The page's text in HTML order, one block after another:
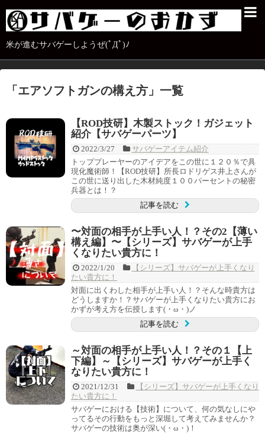
米が進むサバゲーしようぜ(ﾟДﾟ)ﾉ
「 エアソフトガンの構え方 」 一覧
【ROD技研】木製ストック！ガジェット
紹介【サバゲーパーツ】
2022/3/27
サバゲーアイテム紹介
トッププレーヤーのアイデアをこの世に１２０％で具
現化魔術師！【ROD技研】所長ロドリゲス井上さんが
この世に送り出した木材純度１００パーセントの秘密
兵器とは！？
記事を読む
〜対面の相手が上手い人！？その2【薄い
構え編】〜【シリーズ】サバゲーが上手
くなりたい貴方に！
2022/1/20
【シリーズ】サバゲーが上手くなり
たい貴方に！
対面に出くわした相手が上手い人！？そんな時貴方は
どうしますか！？サバゲーが上手くなりたい貴方にお
かずが考え方を伝授します(・ω・)ノ
記事を読む
～対面の相手が上手い人！？その１【上
下編】～【シリーズ】サバゲーが上手く
なりたい貴方に！
2021/12/31
【シリーズ】サバゲーが上手くなり
たい貴方に！
サバゲーにおける【技術】について、何の気なしにや
ってるその行動をもっと深堀して考えてみませんか？
サバゲーの技術は奥が深い(・ω・)！